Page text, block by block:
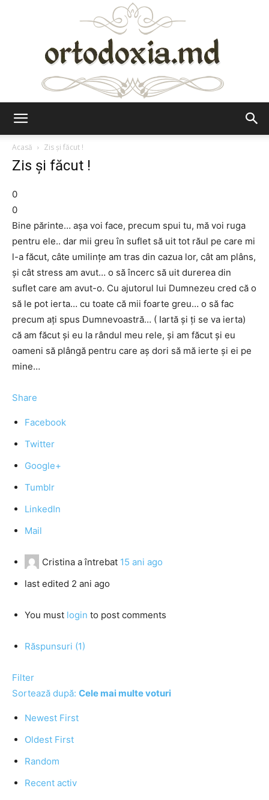
Acasă
Zis şi făcut !
Zis şi făcut !
0
0
Bine părinte… aşa voi face, precum spui tu, mă voi ruga
pentru ele.. dar mii greu în suflet să uit tot răul pe care mi
l-a făcut, câte umilinţe am tras din cazua lor, cât am plâns,
şi cât stress am avut… o să încerc să uit durerea din
suflet care am avut-o. Cu ajutorul lui Dumnezeu cred că o
să le pot ierta… cu toate că mii foarte greu… o să fac
precum aţi spus Dumnevoastră… ( Iartă şi ţi se va ierta)
că am făcut şi eu la rândul meu rele, şi am făcut şi eu
oameni să plângă pentru care aş dori să mă ierte şi ei pe
mine…
Share
Facebook
Twitter
Google+
Tumblr
LinkedIn
Mail
Cristina a întrebat 15 ani ago
last edited 2 ani ago
You must login to post comments
Răspunsuri (1)
Filter
Sortează după: Cele mai multe voturi
Newest First
Oldest First
Random
Recent activ